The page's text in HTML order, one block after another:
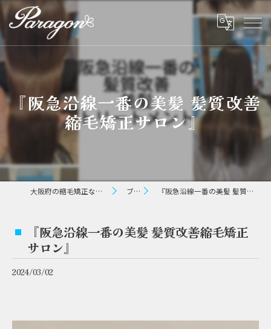
『阪急沿線一番の美髪 髪質改善
縮毛矯正サロン』⁡
大阪府の縮毛矯正ならパラゴン ヘアー ブログ 『阪急沿線一番の美髪 髪質改善縮毛矯正サロン』⁡
『阪急沿線一番の美髪 髪質改善縮毛矯正
サロン』⁡
2024/03/02